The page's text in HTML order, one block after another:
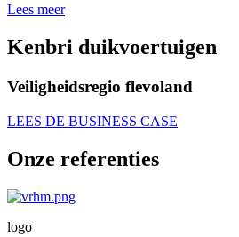
Lees meer
Kenbri duikvoertuigen
Veiligheidsregio flevoland
LEES DE BUSINESS CASE
Onze referenties
logo